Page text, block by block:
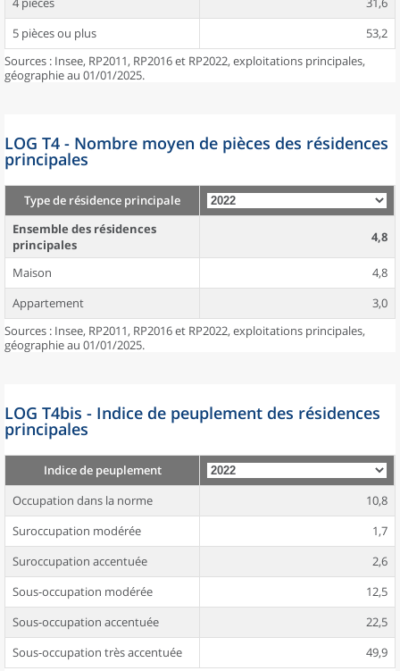
5 pièces ou plus
53,2
Sources : Insee, RP2011, RP2016 et RP2022, exploitations principales,
géographie au 01/01/2025.
LOG T4 - Nombre moyen de pièces des résidences
principales
Type de résidence principale
Ensemble des résidences
principales
4,8
Maison
4,8
Appartement
3,0
Sources : Insee, RP2011, RP2016 et RP2022, exploitations principales,
géographie au 01/01/2025.
LOG T4bis - Indice de peuplement des résidences
principales
Indice de peuplement
Occupation dans la norme
10,8
Suroccupation modérée
1,7
Suroccupation accentuée
2,6
Sous-occupation modérée
12,5
Sous-occupation accentuée
22,5
Sous-occupation très accentuée
49,9